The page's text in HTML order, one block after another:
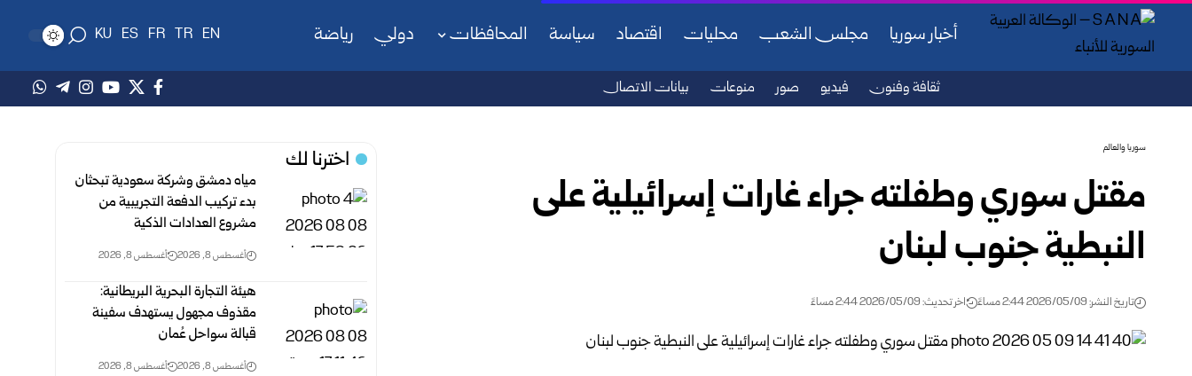
أخبار سوريا مجلس الشعب محليات اقتصاد سياسة المحافظات دولي رياضة EN
TR
FR
ES
KU
ثقافة وفنون فيديو صور منوعات بيانات الاتصال
سوريا والعالم
مقتل سوري وطفلته جراء غارات إسرائيلية على
النبطية جنوب لبنان
تاريخ النشر: 2026/05/09 2:44 مساءً اخر تحديث: 2026/05/09 2:44 مساءً
اخترنا لك
مياه دمشق وشركة سعودية تبحثان
بدء تركيب الدفعة التجريبية من
مشروع ‌‏العدادات الذكية ‏
أغسطس 8, 2026 أغسطس 8, 2026
هيئة التجارة البحرية البريطانية:
مقذوف مجهول يستهدف سفينة
قبالة سواحل عُمان
أغسطس 8, 2026 أغسطس 8, 2026